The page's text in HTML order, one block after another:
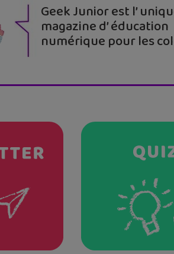
Geek Junior est l’
magazine d’ éducation
numérique pour les